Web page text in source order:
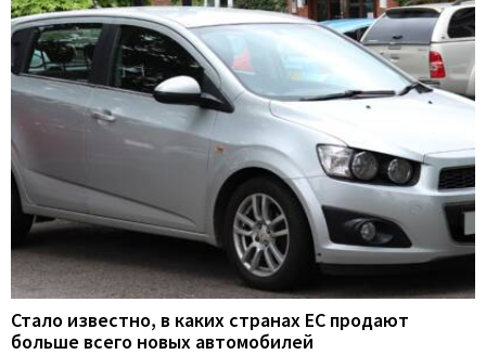
Стало известно, в каких странах ЕС продают
больше всего новых автомобилей